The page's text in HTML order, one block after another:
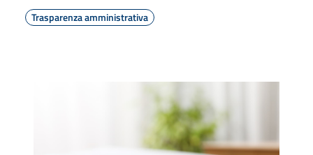
Trasparenza amministrativa